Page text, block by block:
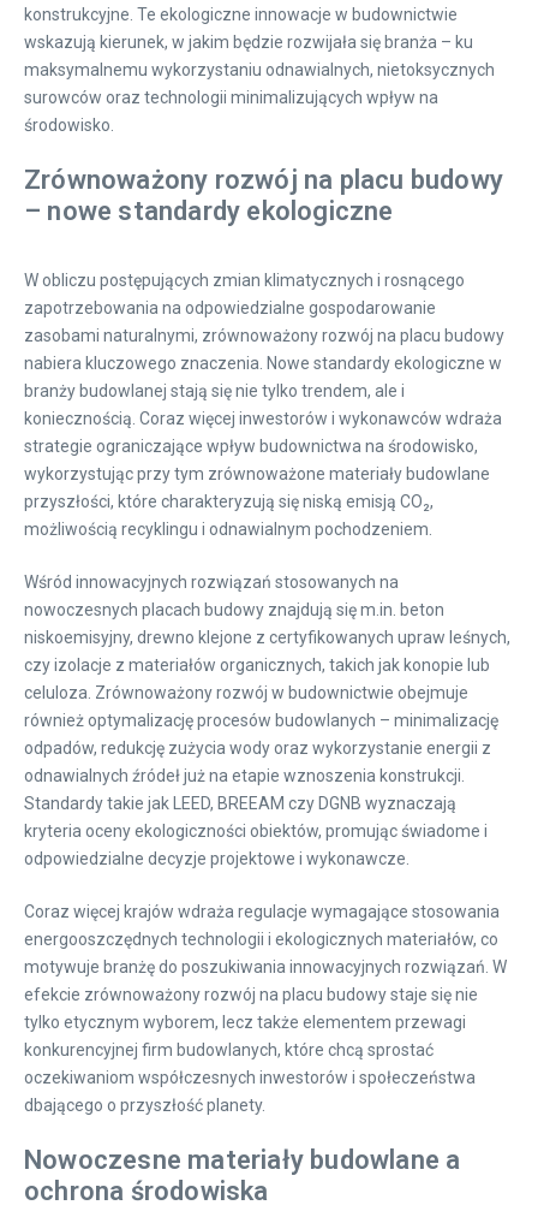
konstrukcyjne. Te ekologiczne innowacje w budownictwie
wskazują kierunek, w jakim będzie rozwijała się branża – ku
maksymalnemu wykorzystaniu odnawialnych, nietoksycznych
surowców oraz technologii minimalizujących wpływ na
środowisko.
Zrównoważony rozwój na placu budowy
– nowe standardy ekologiczne
W obliczu postępujących zmian klimatycznych i rosnącego
zapotrzebowania na odpowiedzialne gospodarowanie
zasobami naturalnymi, zrównoważony rozwój na placu budowy
nabiera kluczowego znaczenia. Nowe standardy ekologiczne w
branży budowlanej stają się nie tylko trendem, ale i
koniecznością. Coraz więcej inwestorów i wykonawców wdraża
strategie ograniczające wpływ budownictwa na środowisko,
wykorzystując przy tym zrównoważone materiały budowlane
przyszłości, które charakteryzują się niską emisją CO₂,
możliwością recyklingu i odnawialnym pochodzeniem.
Wśród innowacyjnych rozwiązań stosowanych na
nowoczesnych placach budowy znajdują się m.in. beton
niskoemisyjny, drewno klejone z certyfikowanych upraw leśnych,
czy izolacje z materiałów organicznych, takich jak konopie lub
celuloza. Zrównoważony rozwój w budownictwie obejmuje
również optymalizację procesów budowlanych – minimalizację
odpadów, redukcję zużycia wody oraz wykorzystanie energii z
odnawialnych źródeł już na etapie wznoszenia konstrukcji.
Standardy takie jak LEED, BREEAM czy DGNB wyznaczają
kryteria oceny ekologiczności obiektów, promując świadome i
odpowiedzialne decyzje projektowe i wykonawcze.
Coraz więcej krajów wdraża regulacje wymagające stosowania
energooszczędnych technologii i ekologicznych materiałów, co
motywuje branżę do poszukiwania innowacyjnych rozwiązań. W
efekcie zrównoważony rozwój na placu budowy staje się nie
tylko etycznym wyborem, lecz także elementem przewagi
konkurencyjnej firm budowlanych, które chcą sprostać
oczekiwaniom współczesnych inwestorów i społeczeństwa
dbającego o przyszłość planety.
Nowoczesne materiały budowlane a
ochrona środowiska